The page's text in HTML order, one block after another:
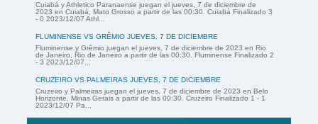
Cuiabá y Athletico Paranaense juegan el jueves, 7 de diciembre de
2023 en Cuiabá, Mato Grosso a partir de las 00:30. Cuiabá Finalizado 3
- 0 2023/12/07 Athl...
FLUMINENSE VS GRÊMIO JUEVES, 7 DE DICIEMBRE
Fluminense y Grêmio juegan el jueves, 7 de diciembre de 2023 en Rio
de Janeiro, Rio de Janeiro a partir de las 00:30. Fluminense Finalizado 2
- 3 2023/12/07...
CRUZEIRO VS PALMEIRAS JUEVES, 7 DE DICIEMBRE
Cruzeiro y Palmeiras juegan el jueves, 7 de diciembre de 2023 en Belo
Horizonte, Minas Gerais a partir de las 00:30. Cruzeiro Finalizado 1 - 1
2023/12/07 Pa...